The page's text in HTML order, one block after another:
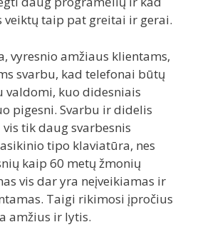
veiktų taip pat greitai ir gerai.
vyresnio amžiaus klientams,
svarbu, kad telefonai būtų
valdomi, kuo didesniais
pigesni. Svarbu ir didelis
tik daug svarbesnis
tipo klaviatūra, nes
kaip 60 metų žmonių
vis dar yra neįveikiamas ir
Taigi rikimosi įpročius
amžius ir lytis.